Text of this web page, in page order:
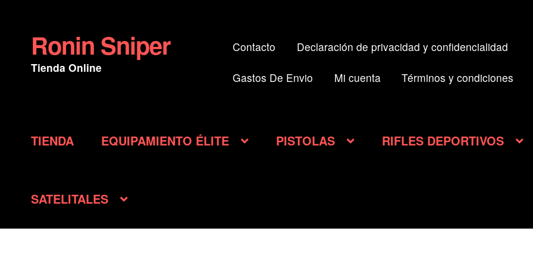
Ir
a
la
Ir
al
contenido
Ronin Sniper
Tienda Online
Contacto Declaración de privacidad y confidencialidad
Gastos De Envio Mi cuenta Términos y condiciones
TIENDA EQUIPAMIENTO ÉLITE PISTOLAS RIFLES DEPORTIVOS
SATELITALES